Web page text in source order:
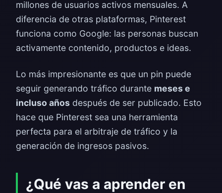
millones de usuarios activos mensuales. A
diferencia de otras plataformas, Pinterest
funciona como Google: las personas buscan
activamente contenido, productos e ideas.
Lo más impresionante es que un pin puede
seguir generando tráfico durante meses e
incluso años después de ser publicado. Esto
hace que Pinterest sea una herramienta
perfecta para el arbitraje de tráfico y la
generación de ingresos pasivos.
¿Qué vas a aprender en